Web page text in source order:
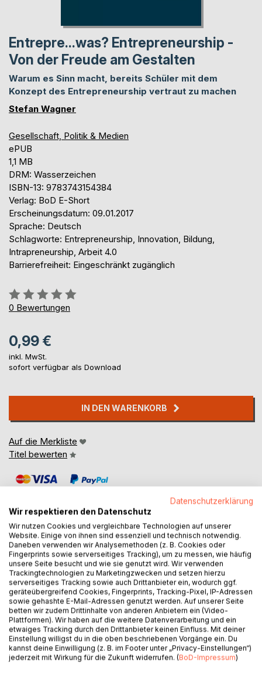
Entrepre...was? Entrepreneurship -
Von der Freude am Gestalten
Warum es Sinn macht, bereits Schüler mit dem
Konzept des Entrepreneurship vertraut zu machen
Stefan Wagner
Gesellschaft, Politik & Medien
ePUB
1,1 MB
DRM: Wasserzeichen
ISBN-13: 9783743154384
Verlag: BoD E-Short
Erscheinungsdatum: 09.01.2017
Sprache: Deutsch
Schlagworte: Entrepreneurship, Innovation, Bildung,
Intrapreneurship, Arbeit 4.0
Barrierefreiheit: Eingeschränkt zugänglich
Bewertung::
0%
0 Bewertungen
0,99 €
inkl. MwSt.
sofort verfügbar als Download
IN DEN WARENKORB
Auf die Merkliste
Titel bewerten
BESCHREIBUNG
Der Begriff Entrepreneurship tauchte relativ spät in meinem
Leben auf - zu spät, wie ich rückblickend finde. Ich frage
mich daher, ob die Bedeutung von Entrepreneurial Thinking
jungen Menschen nicht schon früher über den Weg laufen
sollte. Warum? Es geht dabei nicht nur um klassisches
Unternehmertum. Es geht um die Entwicklung der
Persönlichkeit, es geht um Neugier und Neuartigkeit und es
geht um ein fortschrittliches Denken und Wirken in allen
Datenschutzerklärung
Wir respektieren den Datenschutz
Wir nutzen Cookies und vergleichbare Technologien auf unserer
Website. Einige von ihnen sind essenziell und technisch notwendig.
Daneben verwenden wir Analysemethoden (z. B. Cookies oder
Fingerprints sowie serverseitiges Tracking), um zu messen, wie häufig
unsere Seite besucht und wie sie genutzt wird. Wir verwenden
Trackingtechnologien zu Marketingzwecken und setzen hierzu
serverseitiges Tracking sowie auch Drittanbieter ein, wodurch ggf.
geräteübergreifend Cookies, Fingerprints, Tracking-Pixel, IP-Adressen
sowie gehashte E-Mail-Adressen genutzt werden. Auf unserer Seite
betten wir zudem Drittinhalte von anderen Anbietern ein (Video-
Plattformen). Wir haben auf die weitere Datenverarbeitung und ein
etwaiges Tracking durch den Drittanbieter keinen Einfluss. Mit deiner
Einstellung willigst du in die oben beschriebenen Vorgänge ein. Du
kannst deine Einwilligung (z. B. im Footer unter „Privacy-Einstellungen“)
jederzeit mit Wirkung für die Zukunft widerrufen. (BoD-Impressum)